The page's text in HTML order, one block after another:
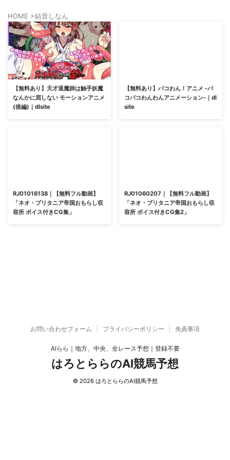
HOME >結音しなん
【無料あり】天才退魔師は触手妖魔
なんかに屈しない モーションアニメ
(後編)｜dlsite
【無料あり】パコわん！アニメ -パ
コパコわんわんアニメーション-｜dl
site
RJ01016138｜【無料フル動画】
「ネオ・ブリタニア帝国おもらし収
容所 ボイス付きCG集」
RJ01060207｜【無料フル動画】
「ネオ・ブリタニア帝国おもらし収
容所 ボイス付きCG集2」
お問い合わせフォーム プライバシーポリシー 免責事項
AIらら｜地方、中央、全レース予想｜登録不要
はろとららのAI競馬予想
© 2026 はろとららのAI競馬予想